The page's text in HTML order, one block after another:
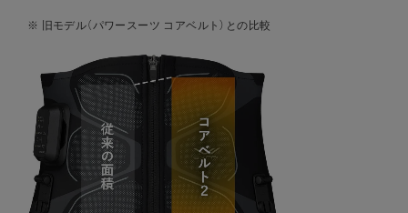
Core Belt 2
※ 旧モデル（パワースーツ コアベルト）との比較